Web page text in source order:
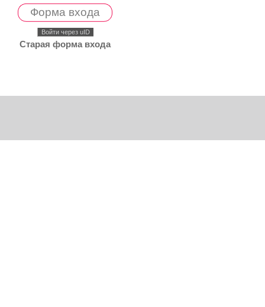
Форма входа
Войти через uID
Старая форма входа